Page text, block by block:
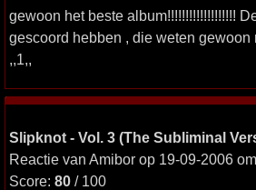
gewoon het beste album!!!!!!!!!!!!!!!!!!!
gescoord hebben , die weten gewoon
,,1,,
Slipknot - Vol. 3 (The Subliminal
Reactie van Amibor op 19-09-2006
Score: 80 / 100